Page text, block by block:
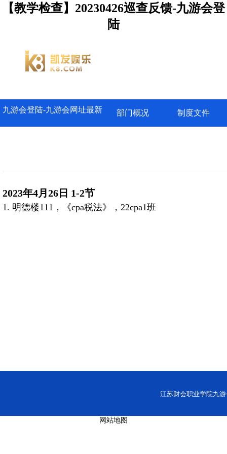
【教学检查】20230426巡查反馈-九游会登
陆
九游会登陆-九游会网址最新 部门概况 制度文件
2023年4月26日 1-2节
1. 明德楼111，《cpa税法》， 22cpa1班
江苏财会职业学院九
网站地图